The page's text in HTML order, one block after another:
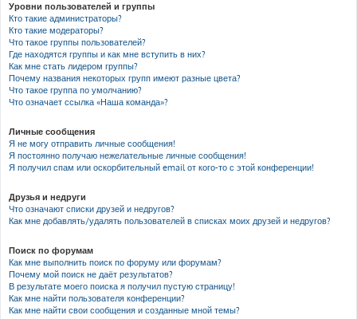
Уровни пользователей и группы
Кто такие администраторы?
Кто такие модераторы?
Что такое группы пользователей?
Где находятся группы и как мне вступить в них?
Как мне стать лидером группы?
Почему названия некоторых групп имеют разные цвета?
Что такое группа по умолчанию?
Что означает ссылка «Наша команда»?
Личные сообщения
Я не могу отправить личные сообщения!
Я постоянно получаю нежелательные личные сообщения!
Я получил спам или оскорбительный email от кого-то с этой конференции!
Друзья и недруги
Что означают списки друзей и недругов?
Как мне добавлять/удалять пользователей в списках моих друзей и недругов?
Поиск по форумам
Как мне выполнить поиск по форуму или форумам?
Почему мой поиск не даёт результатов?
В результате моего поиска я получил пустую страницу!
Как мне найти пользователя конференции?
Как мне найти свои сообщения и созданные мной темы?